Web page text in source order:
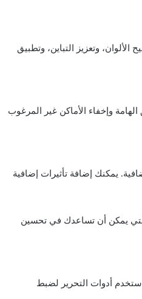
وتعزيز التباين، وتطبيق
وإخفاء الأماكن غير المرغوب
يمكنك إضافة تأثيرات إضافية
التي يمكن أن تساعدك في تحسين
أدوات التحرير لضبط